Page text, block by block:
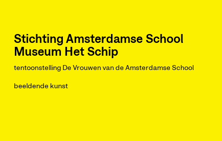
Stichting Amsterdamse School
Museum Het Schip
tentoonstelling De Vrouwen van de Amsterdamse School
beeldende kunst